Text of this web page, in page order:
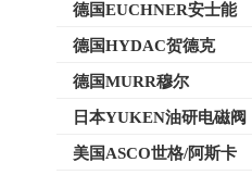
德国EUCHNER安士能
德国HYDAC贺德克
德国MURR穆尔
日本YUKEN油研电磁阀
美国ASCO世格/阿斯卡